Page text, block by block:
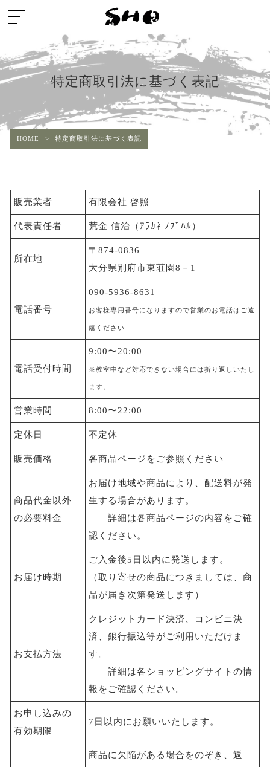
特定商取引法に基づく表記
HOME > 特定商取引法に基づく表記
販売業者 有限会社 啓照
代表責任者 荒金 信治（ｱﾗｶﾈ ﾉﾌﾞﾊﾙ）
所在地
〒874-0836
大分県別府市東荘園8－1
電話番号
090-5936-8631
お客様専用番号になりますので営業のお電話はご遠
慮ください
電話受付時間
9:00〜20:00
※教室中など対応できない場合には折り返しいたし
ます。
営業時間 8:00〜22:00
定休日 不定休
販売価格 各商品ページをご参照ください
商品代金以外
の必要料金
お届け地域や商品により、配送料が発
生する場合があります。
詳細は各商品ページの内容をご確
認ください。
お届け時期
ご入金後5日以内に発送します。
（取り寄せの商品につきましては、商
品が届き次第発送します）
お支払方法
クレジットカード決済、コンビニ決
済、銀行振込等がご利用いただけま
す。
詳細は各ショッピングサイトの情
報をご確認ください。
お申し込みの
有効期限
7日以内にお願いいたします。
商品に欠陥がある場合をのぞき、返